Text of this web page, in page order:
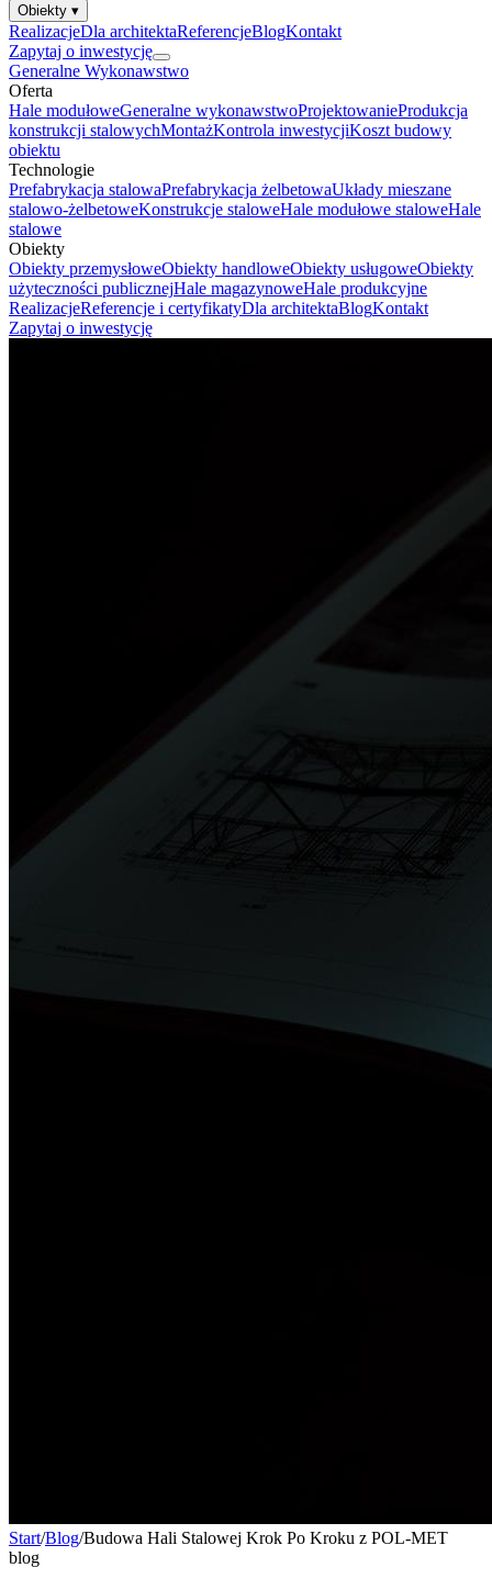
Obiekty ▾
RealizacjeDla architektaReferencjeBlogKontakt
Zapytaj o inwestycję
Generalne Wykonawstwo
Oferta
Hale modułoweGeneralne wykonawstwoProjektowanieProdukcja
konstrukcji stalowychMontażKontrola inwestycjiKoszt budowy
obiektu
Technologie
Prefabrykacja stalowaPrefabrykacja żelbetowaUkłady mieszane
stalowo-żelbetoweKonstrukcje staloweHale modułowe staloweHale
stalowe
Obiekty
Obiekty przemysłoweObiekty handloweObiekty usługoweObiekty
użyteczności publicznejHale magazynoweHale produkcyjne
RealizacjeReferencje i certyfikatyDla architektaBlogKontakt
Zapytaj o inwestycję
Start/Blog/Budowa Hali Stalowej Krok Po Kroku z POL-MET
blog